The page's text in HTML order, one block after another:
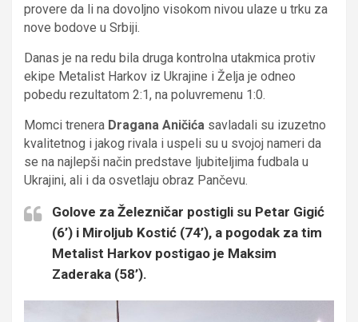
provere da li na dovoljno visokom nivou ulaze u trku za
nove bodove u Srbiji.
Danas je na redu bila druga kontrolna utakmica protiv
ekipe Metalist Harkov iz Ukrajine i Želja je odneo
pobedu rezultatom 2:1, na poluvremenu 1:0.
Momci trenera Dragana Aničića savladali su izuzetno
kvalitetnog i jakog rivala i uspeli su u svojoj nameri da
se na najlepši način predstave ljubiteljima fudbala u
Ukrajini, ali i da osvetlaju obraz Pančevu.
Golove za Železničar postigli su Petar Gigić
(6’) i Miroljub Kostić (74’), a pogodak za tim
Metalist Harkov postigao je Maksim
Zaderaka (58’).